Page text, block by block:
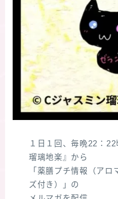
１日１回、毎晩22：
瑠璃地楽』から
「薬膳プチ情報（アロ
ズ付き）」の